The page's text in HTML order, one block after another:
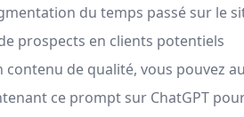
du temps passé sur le
prospects en clients potentiels
contenu de qualité, vous
ce prompt sur ChatGPT